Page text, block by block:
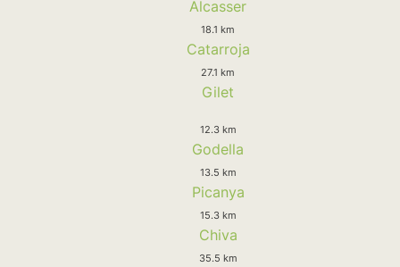
Alcasser
18.1 km
Catarroja
27.1 km
Gilet
12.3 km
Godella
13.5 km
Picanya
15.3 km
Chiva
35.5 km